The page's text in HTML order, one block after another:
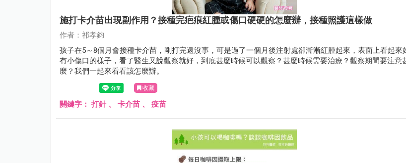
施打卡介苗出現副作用？接種完疤痕紅腫或傷口硬硬的怎麼辦，接種照護這樣做
作者：祁孝鈞
孩子在5～8個月會接種卡介苗，剛打完還沒事，可是過了一個月後注射處卻漸漸紅腫起來，表面上看起來
有小傷口的樣子，看了醫生又說觀察就好，到底甚麼時候可以觀察？甚麼時候需要治療？觀察期間要注意
麼？我們一起來看看該怎麼辦。
收藏
關鍵字： 打針 、 卡介苗 、 疫苗